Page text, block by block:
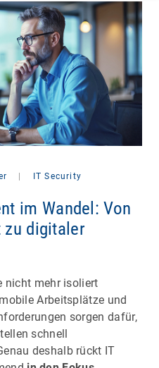
IT Security
im Wandel: Von
zu digitaler
nicht mehr isoliert
Arbeitsplätze und
sorgen dafür,
schnell
deshalb rückt IT